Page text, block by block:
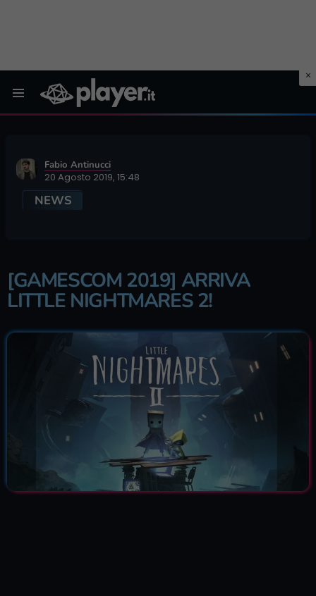
Fabio Antinucci
20 Agosto 2019, 15:48
NEWS
[GAMESCOM 2019] ARRIVA
LITTLE NIGHTMARES 2!